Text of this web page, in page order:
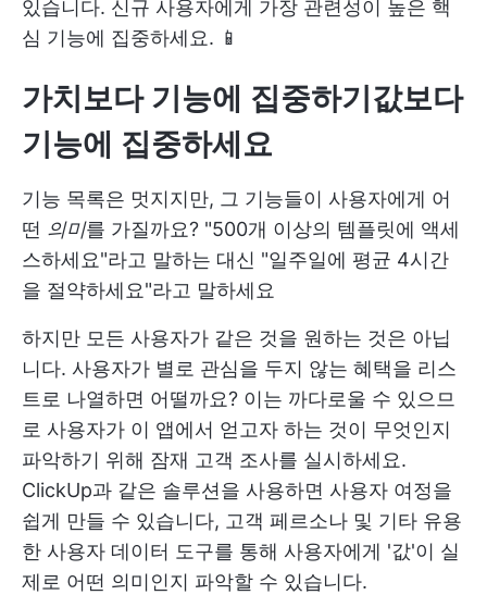
있습니다. 신규 사용자에게 가장 관련성이 높은 핵
심 기능에 집중하세요. 📱
가치보다 기능에 집중하기값보다
기능에 집중하세요
기능 목록은 멋지지만, 그 기능들이 사용자에게 어
떤 의미를 가질까요? "500개 이상의 템플릿에 액세
스하세요"라고 말하는 대신 "일주일에 평균 4시간
을 절약하세요"라고 말하세요
하지만 모든 사용자가 같은 것을 원하는 것은 아닙
니다. 사용자가 별로 관심을 두지 않는 혜택을 리스
트로 나열하면 어떨까요? 이는 까다로울 수 있으므
로 사용자가 이 앱에서 얻고자 하는 것이 무엇인지
파악하기 위해 잠재 고객 조사를 실시하세요.
ClickUp과 같은 솔루션을 사용하면 사용자 여정을
쉽게 만들 수 있습니다, 고객 페르소나 및 기타 유용
한 사용자 데이터 도구를 통해 사용자에게 '값'이 실
제로 어떤 의미인지 파악할 수 있습니다.